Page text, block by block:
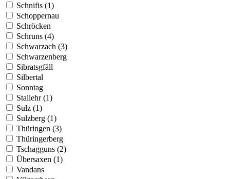
Schnifis (1)
Schoppernau
Schröcken
Schruns (4)
Schwarzach (3)
Schwarzenberg
Sibratsgfäll
Silbertal
Sonntag
Stallehr (1)
Sulz (1)
Sulzberg (1)
Thüringen (3)
Thüringerberg
Tschagguns (2)
Übersaxen (1)
Vandans